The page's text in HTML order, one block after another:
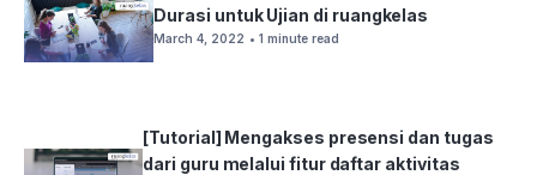
Durasi untuk Ujian di ruangkelas
March 4, 2022 • 1 minute read
[Tutorial] Mengakses presensi dan tugas
dari guru melalui fitur daftar aktivitas